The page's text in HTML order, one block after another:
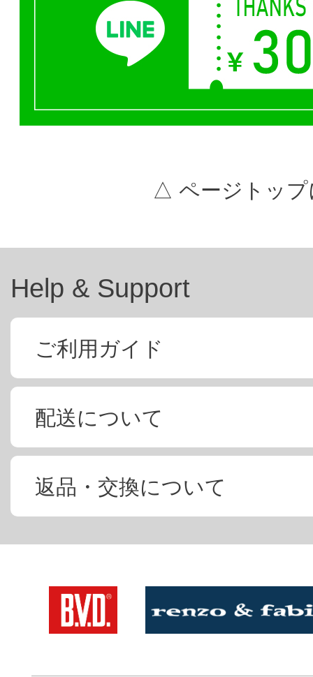
△ ページトップ
Help & Support
ご利用ガイド
配送について
返品・交換について